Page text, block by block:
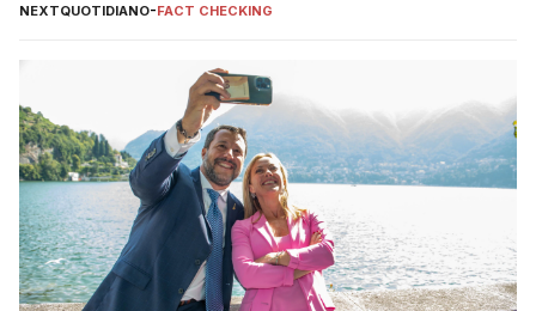
NEXTQUOTIDIANO-FACT CHECKING